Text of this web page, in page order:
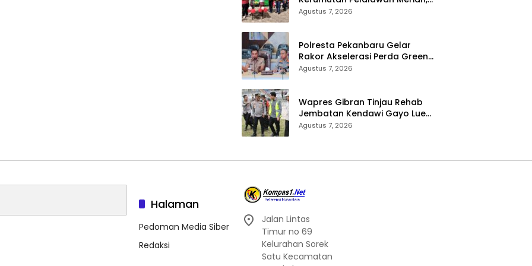
Ratusan Warga Ikuti Jalan
Agustus 7, 2026
Polresta Pekanbaru Gelar
Rakor Akselerasi Perda Green
City, Masukkan ke Kurikulum
Agustus 7, 2026
Wapres Gibran Tinjau Rehab
Jembatan Kendawi Gayo Lues,
Didampingi Kapolda Aceh
Agustus 7, 2026
Halaman
Pedoman Media Siber
Redaksi
Jalan Lintas
Timur no 69
Kelurahan Sorek
Satu Kecamatan